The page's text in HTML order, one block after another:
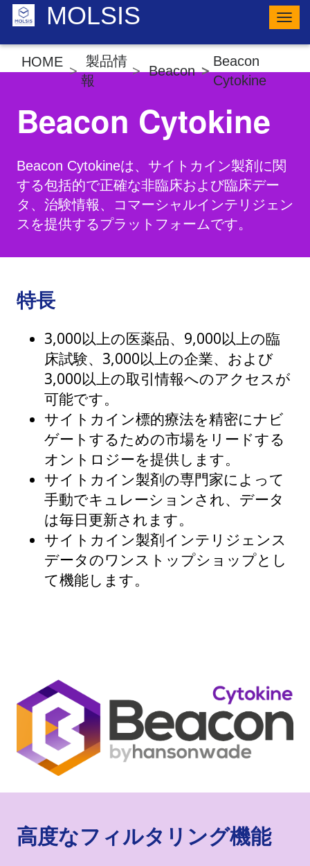
MOLSIS
ナ
ビ
HOME
製品情
報
Beacon
Beacon
Cytokine
Beacon Cytokine
Beacon Cytokineは、サイトカイン製剤に関
する包括的で正確な非臨床および臨床デー
タ、治験情報、コマーシャルインテリジェン
スを提供するプラットフォームです。
特長
3,000以上の医薬品、9,000以上の臨
床試験、3,000以上の企業、および
3,000以上の取引情報へのアクセスが
可能です。
サイトカイン標的療法を精密にナビ
ゲートするための市場をリードする
オントロジーを提供します。
サイトカイン製剤の専門家によって
手動でキュレーションされ、データ
は毎日更新されます。
サイトカイン製剤インテリジェンス
データのワンストップショップとし
て機能します。
​高度なフィルタリング機能